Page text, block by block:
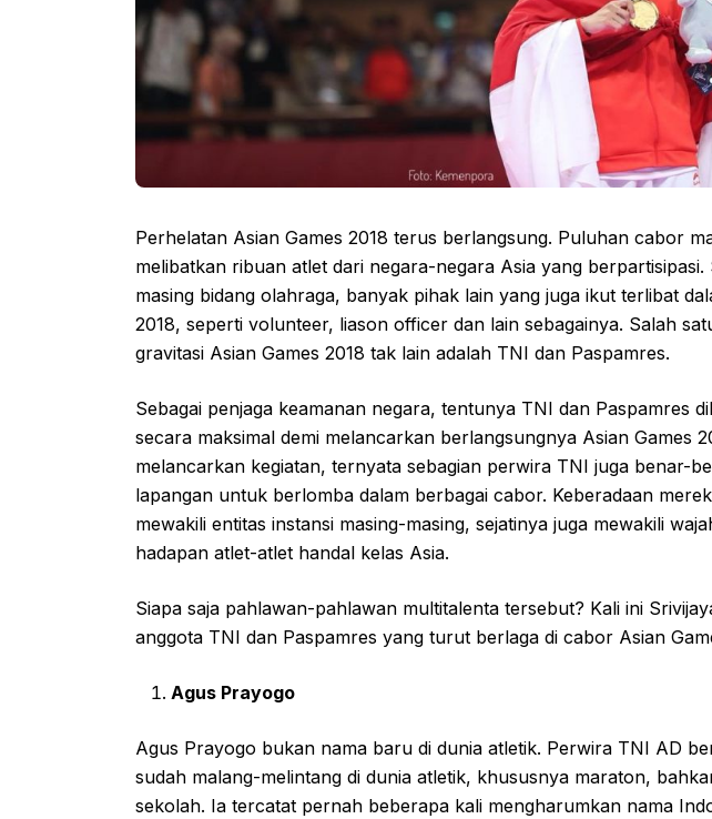
Perhelatan Asian Games 2018 terus berlangsung. Puluhan cabor
melibatkan ribuan atlet dari negara-negara Asia yang berpartisipasi.
masing bidang olahraga, banyak pihak lain yang juga ikut terlibat
2018, seperti volunteer, liason officer dan lain sebagainya. Salah
gravitasi Asian Games 2018 tak lain adalah TNI dan Paspamres.
Sebagai penjaga keamanan negara, tentunya TNI dan Paspamres
secara maksimal demi melancarkan berlangsungnya Asian Games
melancarkan kegiatan, ternyata sebagian perwira TNI juga benar-
lapangan untuk berlomba dalam berbagai cabor. Keberadaan
mewakili entitas instansi masing-masing, sejatinya juga mewakili
hadapan atlet-atlet handal kelas Asia.
Siapa saja pahlawan-pahlawan multitalenta tersebut? Kali ini
anggota TNI dan Paspamres yang turut berlaga di cabor Asian
Agus Prayogo
Agus Prayogo bukan nama baru di dunia atletik. Perwira TNI AD
sudah malang-melintang di dunia atletik, khususnya maraton,
sekolah. Ia tercatat pernah beberapa kali mengharumkan nama